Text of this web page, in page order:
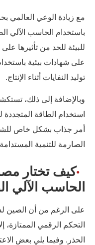
مع زيادة الوعي العالمي
باستخدام الحاسب الآلي
للبيئة للحد من تأثيرها على
على شهادات بيئية
توليد النفايات أثناء الإنتاج.
وبالإضافة إلى ذلك،
استخدام الطاقة المتجددة
أمر جذاب بشكل خاص
الصارمة للتنمية المستدامة.
كيف تختار
الحاسب الآلي
على الرغم من أن الصين
التحكم الرقمي الممتازة،
الحذر. وفيما يلي بعض